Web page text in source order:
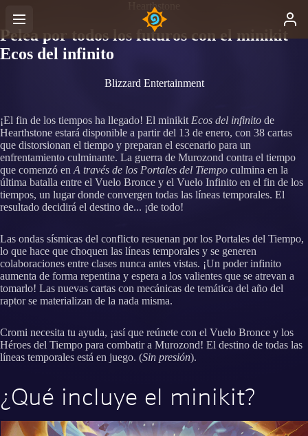
Hearthstone
Pelea por todos los futuros con el minikit
Ecos del infinito
Blizzard Entertainment
¡El fin de los tiempos ha llegado! El minikit Ecos del infinito de
Hearthstone estará disponible a partir del 13 de enero, con 38 cartas
que distorsionan el tiempo y preparan el escenario para un
enfrentamiento culminante. La guerra de Murozond contra el tiempo
que comenzó en A través de los Portales del Tiempo culmina en la
última batalla entre el Vuelo Bronce y el Vuelo Infinito en el fin de los
tiempos, un lugar donde convergen todas las líneas temporales. El
resultado decidirá el destino de... ¡de todo!
Las ondas sísmicas del conflicto resuenan por los Portales del Tiempo,
lo que hace que choquen las líneas temporales y se generen
colaboraciones entre clases nunca antes vistas. ¡Un poder infinito
aumenta de forma repentina y espera a los valientes que se atrevan a
tomarlo! Las nuevas cartas con mecánicas de temática del año del
raptor se materializan de la nada misma.
Cromi necesita tu ayuda, ¡así que reúnete con el Vuelo Bronce y los
Héroes del Tiempo para combatir a Murozond! El destino de todas las
líneas temporales está en juego. (Sin presión).
¿Qué incluye el minikit?